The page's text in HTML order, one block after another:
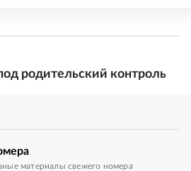
родительский контроль
материалы свежего номера